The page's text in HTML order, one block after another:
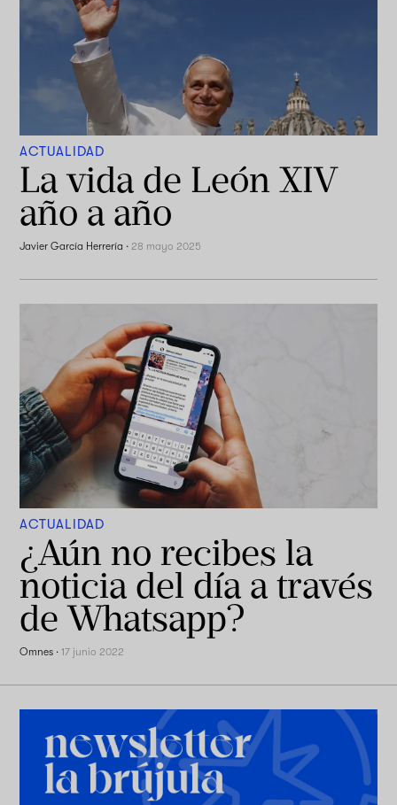
ACTUALIDAD
La vida de León XIV
año a año
Javier García Herrería ·28 mayo 2025
ACTUALIDAD
¿Aún no recibes la
noticia del día a través
de Whatsapp?
Omnes ·17 junio 2022